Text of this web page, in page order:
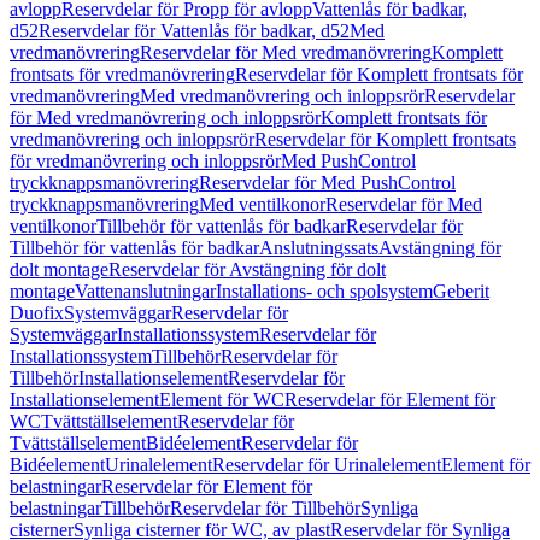
avloppReservdelar för Propp för avloppVattenlås för badkar,
d52Reservdelar för Vattenlås för badkar, d52Med
vredmanövreringReservdelar för Med vredmanövreringKomplett
frontsats för vredmanövreringReservdelar för Komplett frontsats för
vredmanövreringMed vredmanövrering och inloppsrörReservdelar
för Med vredmanövrering och inloppsrörKomplett frontsats för
vredmanövrering och inloppsrörReservdelar för Komplett frontsats
för vredmanövrering och inloppsrörMed PushControl
tryckknappsmanövreringReservdelar för Med PushControl
tryckknappsmanövreringMed ventilkonorReservdelar för Med
ventilkonorTillbehör för vattenlås för badkarReservdelar för
Tillbehör för vattenlås för badkarAnslutningssatsAvstängning för
dolt montageReservdelar för Avstängning för dolt
montageVattenanslutningarInstallations- och spolsystemGeberit
DuofixSystemväggarReservdelar för
SystemväggarInstallationssystemReservdelar för
InstallationssystemTillbehörReservdelar för
TillbehörInstallationselementReservdelar för
InstallationselementElement för WCReservdelar för Element för
WCTvättställselementReservdelar för
TvättställselementBidéelementReservdelar för
BidéelementUrinalelementReservdelar för UrinalelementElement för
belastningarReservdelar för Element för
belastningarTillbehörReservdelar för TillbehörSynliga
cisternerSynliga cisterner för WC, av plastReservdelar för Synliga